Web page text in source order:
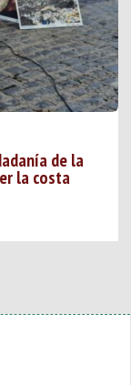
de la
la costa